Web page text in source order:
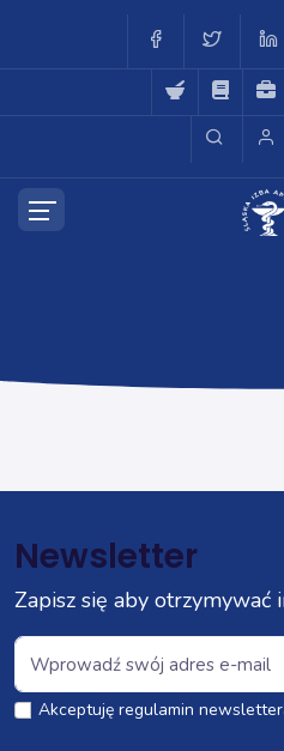
Newsletter
Zapisz się aby otrzymywać
Akceptuję regulamin